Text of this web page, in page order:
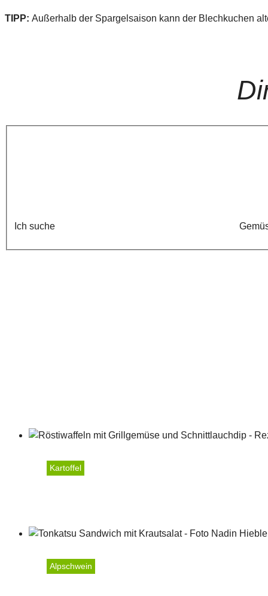
TIPP: Außerhalb der Spargelsaison kann der Blechkuchen
Ich suche
Kartoffel
Alpschwein